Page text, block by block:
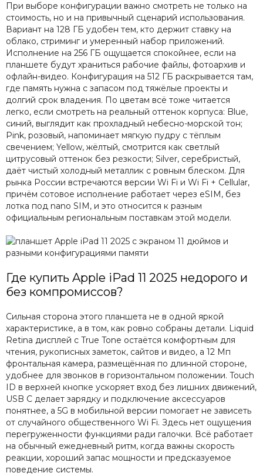
При выборе конфигурации важно смотреть не только на
стоимость, но и на привычный сценарий использования.
Вариант на 128 ГБ удобен тем, кто держит ставку на
облако, стриминг и умеренный набор приложений.
Исполнение на 256 ГБ ощущается спокойнее, если на
планшете будут храниться рабочие файлы, фотоархив и
офлайн-видео. Конфигурация на 512 ГБ раскрывается там,
где память нужна с запасом под тяжёлые проекты и
долгий срок владения. По цветам всё тоже читается
легко, если смотреть на реальный оттенок корпуса: Blue,
синий, выглядит как прохладный небесно-морской тон;
Pink, розовый, напоминает мягкую пудру с тёплым
свечением; Yellow, жёлтый, смотрится как светлый
цитрусовый оттенок без резкости; Silver, серебристый,
даёт чистый холодный металлик с ровным блеском. Для
рынка России встречаются версии Wi Fi и Wi Fi + Cellular,
причём сотовое исполнение работает через eSIM, без
лотка под nano SIM, и это относится к разным
официальным региональным поставкам этой модели.
Где купить Apple iPad 11 2025 недорого и
без компромиссов?
Сильная сторона этого планшета не в одной яркой
характеристике, а в том, как ровно собраны детали. Liquid
Retina дисплей с True Tone остаётся комфортным для
чтения, рукописных заметок, сайтов и видео, а 12 Мп
фронтальная камера, размещённая по длинной стороне,
удобнее для звонков в горизонтальном положении. Touch
ID в верхней кнопке ускоряет вход без лишних движений,
USB C делает зарядку и подключение аксессуаров
понятнее, а 5G в мобильной версии помогает не зависеть
от случайного общественного Wi Fi. Здесь нет ощущения
перегруженности функциями ради галочки. Всё работает
на обычный ежедневный ритм, когда важны скорость
реакции, хороший запас мощности и предсказуемое
поведение системы.